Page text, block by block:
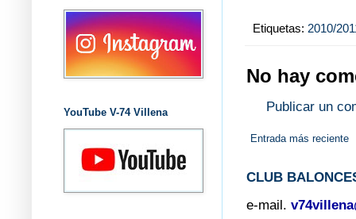
Etiquetas: 2010/
No hay
Publicar un
Entrada más reciente
CLUB
e-mail.
YouTube V-74 Villena